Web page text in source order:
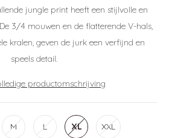
jungle print heeft een stijlvolle en
3/4 mouwen en de flatterende V-hals,
kralen, geven de jurk een verfijnd en
speels detail.
productomschrijving
M L XL XXL